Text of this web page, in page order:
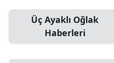
Üç Ayaklı Oğlak
Haberleri